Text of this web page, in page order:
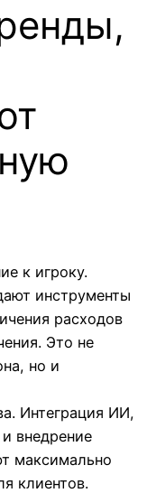
к игроку.
инструменты
расходов
Это не
но и
Интеграция ИИ,
внедрение
максимально
клиентов.